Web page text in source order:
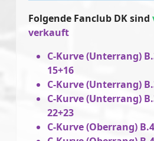
Folgende Fanclub DK sind
verkauft
C-Kurve (Unterrang)
15+16
C-Kurve (Unterrang)
C-Kurve (Unterrang)
22+23
C-Kurve (Oberrang)